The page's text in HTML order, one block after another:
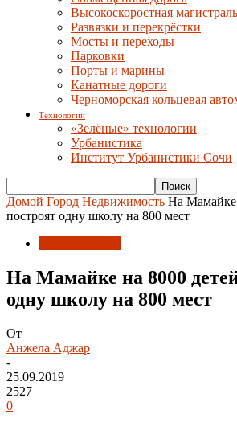
Высокоскоростная магистраль
Развязки и перекрёстки
Мосты и переходы
Парковки
Порты и марины
Канатные дороги
Черноморская кольцевая
Технологии
«Зелёные» технологии
Урбанистика
Институт Урбанистики Сочи
Домой Город Недвижимость На Мамайке
построят одну школу на 800 мест
На Мамайке на 8000
одну школу на 800 мест
От
Анжела Аджар
-
25.09.2019
2527
0